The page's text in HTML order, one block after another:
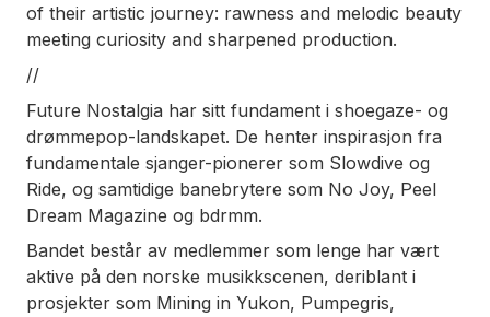
of their artistic journey: rawness and melodic beauty
meeting curiosity and sharpened production.
//
Future Nostalgia har sitt fundament i shoegaze- og
drømmepop-landskapet. De henter inspirasjon fra
fundamentale sjanger-pionerer som Slowdive og
Ride, og samtidige banebrytere som No Joy, Peel
Dream Magazine og bdrmm.
Bandet består av medlemmer som lenge har vært
aktive på den norske musikkscenen, deriblant i
prosjekter som Mining in Yukon, Pumpegris,